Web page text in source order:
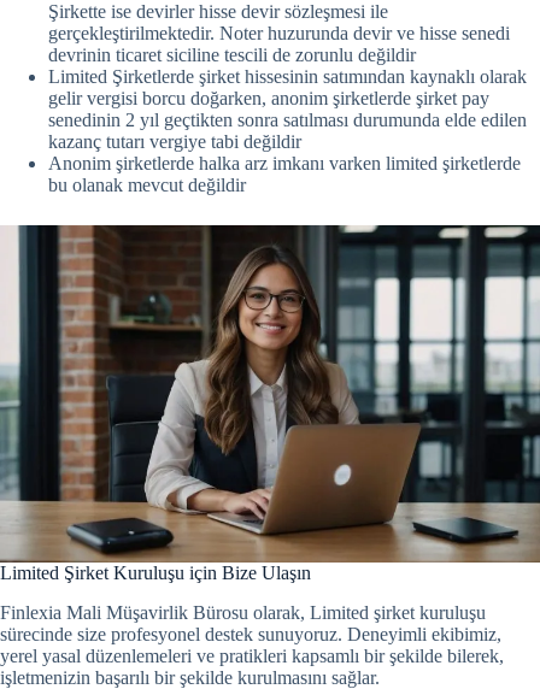
Şirkette ise devirler hisse devir sözleşmesi ile
gerçekleştirilmektedir. Noter huzurunda devir ve hisse senedi
devrinin ticaret siciline tescili de zorunlu değildir
Limited Şirketlerde şirket hissesinin satımından kaynaklı olarak
gelir vergisi borcu doğarken, anonim şirketlerde şirket pay
senedinin 2 yıl geçtikten sonra satılması durumunda elde edilen
kazanç tutarı vergiye tabi değildir
Anonim şirketlerde halka arz imkanı varken limited şirketlerde
bu olanak mevcut değildir
Limited Şirket Kuruluşu için Bize Ulaşın
Finlexia Mali Müşavirlik Bürosu olarak, Limited şirket kuruluşu
sürecinde size profesyonel destek sunuyoruz. Deneyimli ekibimiz,
yerel yasal düzenlemeleri ve pratikleri kapsamlı bir şekilde bilerek,
işletmenizin başarılı bir şekilde kurulmasını sağlar.